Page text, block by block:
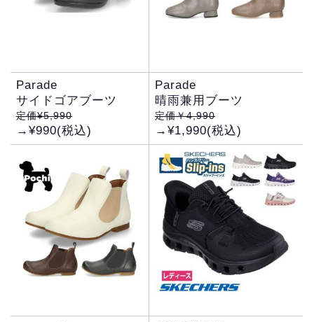
Parade
サイドゴアブーツ
定価¥5,990
→¥990(税込)
Parade
晴雨兼用ブーツ
定価￥4,990
→¥1,990(税込)